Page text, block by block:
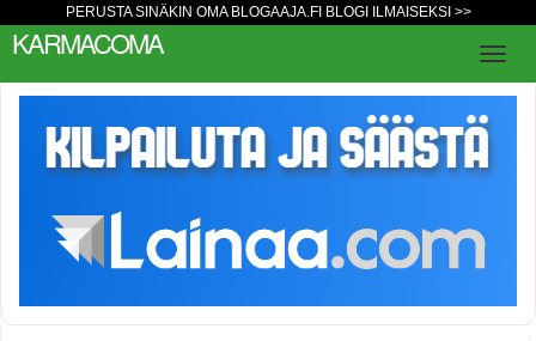
PERUSTA SINÄKIN OMA BLOGAAJA.FI BLOGI ILMAISEKSI >>
KARMACOMA